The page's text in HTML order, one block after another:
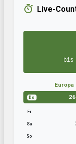
Live-
bis
Europa
Do
Fr
Sa
So